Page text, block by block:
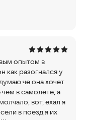
опытом в
как разогнался у
че она хочет
чем в самолёте, а
вот, ехал я
в поезд я их